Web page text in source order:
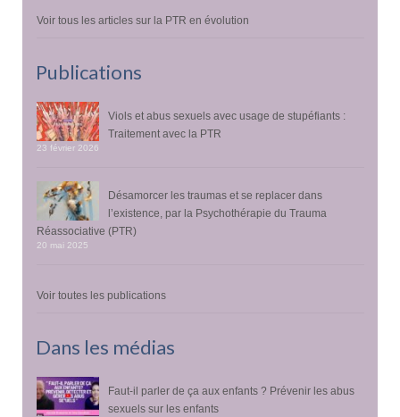
Voir tous les articles sur la PTR en évolution
Publications
Viols et abus sexuels avec usage de stupéfiants :
Traitement avec la PTR
23 février 2026
Désamorcer les traumas et se replacer dans
l’existence, par la Psychothérapie du Trauma
Réassociative (PTR)
20 mai 2025
Voir toutes les publications
Dans les médias
Faut-il parler de ça aux enfants ? Prévenir les abus
sexuels sur les enfants